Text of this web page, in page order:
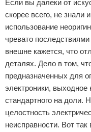
Если вы далеки от
скорее всего, не знали
использование
чревато
внешне кажется, что
деталях. Дело в том,
предназначенных для
электроники, выходное
стандартного на доли.
целостность
неисправности. Вот